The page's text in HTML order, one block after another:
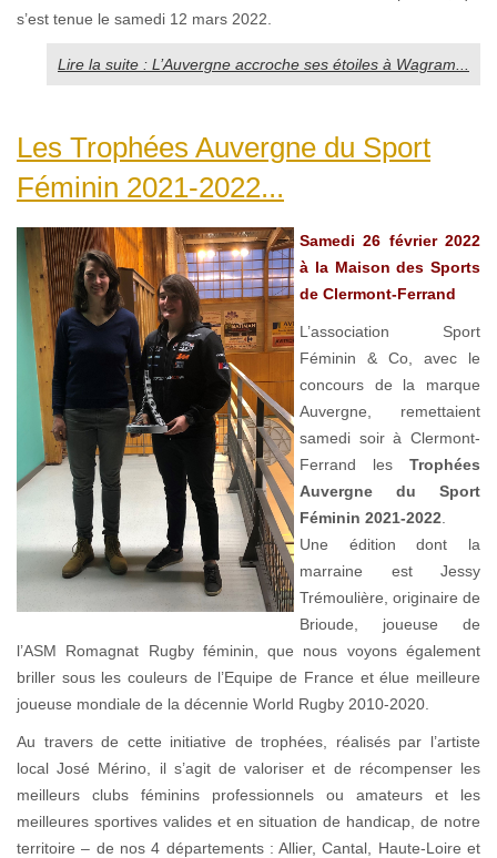
s’est tenue le samedi 12 mars 2022.
Lire la suite : L’Auvergne accroche ses étoiles à Wagram...
Les Trophées Auvergne du Sport
Féminin 2021-2022...
Samedi 26 février 2022
à la Maison des Sports
de Clermont-Ferrand
L’association Sport
Féminin & Co, avec le
concours de la marque
Auvergne, remettaient
samedi soir à Clermont-
Ferrand les Trophées
Auvergne du Sport
Féminin 2021-2022
Une édition dont la
marraine est Jessy
Trémoulière, originaire de
Brioude, joueuse de
l’ASM Romagnat Rugby féminin, que nous voyons également
briller sous les couleurs de l’Equipe de France et élue meilleure
joueuse mondiale de la décennie World Rugby 2010-2020.
Au travers de cette initiative de trophées, réalisés par l’artiste
local José Mérino, il s’agit de valoriser et de récompenser les
meilleurs clubs féminins professionnels ou amateurs et les
meilleures sportives valides et en situation de handicap, de notre
territoire – de nos 4 départements : Allier, Cantal, Haute-Loire et